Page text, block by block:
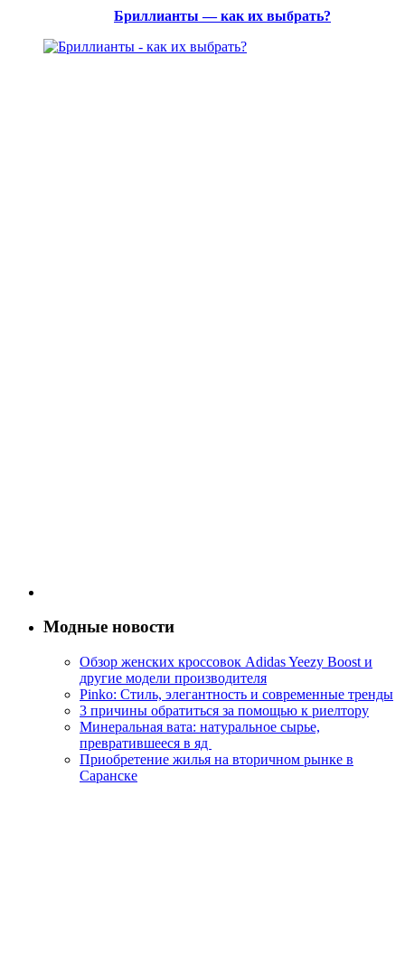
Бриллианты — как их выбрать?
Модные новости
Обзор женских кроссовок Adidas Yeezy Boost и
другие модели производителя
Pinko: Стиль, элегантность и современные тренды
3 причины обратиться за помощью к риелтору
Минеральная вата: натуральное сырье,
превратившееся в яд
Приобретение жилья на вторичном рынке в
Саранске